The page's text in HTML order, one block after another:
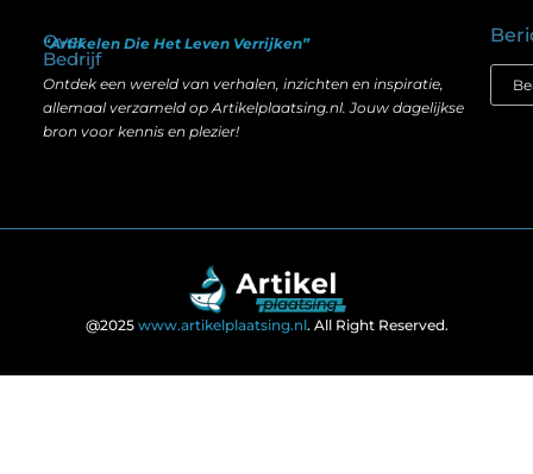
Over
Bedrijf
“Artikelen Die Het Leven Verrijken”
Ontdek een wereld van verhalen, inzichten en inspiratie,
allemaal verzameld op Artikelplaatsing.nl. Jouw dagelijkse
bron voor kennis en plezier!
@2025 www.artikelplaatsing.nl. All Right Reserved.